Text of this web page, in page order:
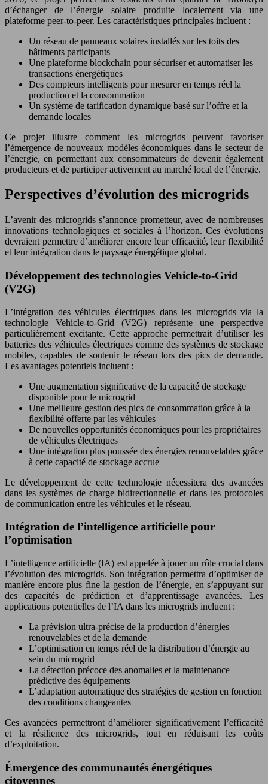
d’échanger de l’énergie solaire produite localement via une
plateforme peer-to-peer. Les caractéristiques principales incluent :
Un réseau de panneaux solaires installés sur les toits des
bâtiments participants
Une plateforme blockchain pour sécuriser et automatiser les
transactions énergétiques
Des compteurs intelligents pour mesurer en temps réel la
production et la consommation
Un système de tarification dynamique basé sur l’offre et la
demande locales
Ce projet illustre comment les microgrids peuvent favoriser
l’émergence de nouveaux modèles économiques dans le secteur de
l’énergie, en permettant aux consommateurs de devenir également
producteurs et de participer activement au marché local de l’énergie.
Perspectives d’évolution des microgrids
L’avenir des microgrids s’annonce prometteur, avec de nombreuses
innovations technologiques et sociales à l’horizon. Ces évolutions
devraient permettre d’améliorer encore leur efficacité, leur flexibilité
et leur intégration dans le paysage énergétique global.
Développement des technologies Vehicle-to-Grid
(V2G)
L’intégration des véhicules électriques dans les microgrids via la
technologie Vehicle-to-Grid (V2G) représente une perspective
particulièrement excitante. Cette approche permettrait d’utiliser les
batteries des véhicules électriques comme des systèmes de stockage
mobiles, capables de soutenir le réseau lors des pics de demande.
Les avantages potentiels incluent :
Une augmentation significative de la capacité de stockage
disponible pour le microgrid
Une meilleure gestion des pics de consommation grâce à la
flexibilité offerte par les véhicules
De nouvelles opportunités économiques pour les propriétaires
de véhicules électriques
Une intégration plus poussée des énergies renouvelables grâce
à cette capacité de stockage accrue
Le développement de cette technologie nécessitera des avancées
dans les systèmes de charge bidirectionnelle et dans les protocoles
de communication entre les véhicules et le réseau.
Intégration de l’intelligence artificielle pour
l’optimisation
L’intelligence artificielle (IA) est appelée à jouer un rôle crucial dans
l’évolution des microgrids. Son intégration permettra d’optimiser de
manière encore plus fine la gestion de l’énergie, en s’appuyant sur
des capacités de prédiction et d’apprentissage avancées. Les
applications potentielles de l’IA dans les microgrids incluent :
La prévision ultra-précise de la production d’énergies
renouvelables et de la demande
L’optimisation en temps réel de la distribution d’énergie au
sein du microgrid
La détection précoce des anomalies et la maintenance
prédictive des équipements
L’adaptation automatique des stratégies de gestion en fonction
des conditions changeantes
Ces avancées permettront d’améliorer significativement l’efficacité
et la résilience des microgrids, tout en réduisant les coûts
d’exploitation.
Émergence des communautés énergétiques
citoyennes